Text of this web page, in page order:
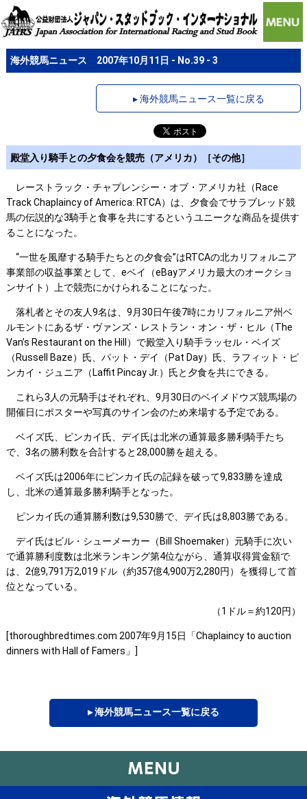
海外競馬ニュース 2007年10月11日 - No.39 - 3
▸ 海外競馬ニュース一覧に戻る
殿堂入り騎手との夕食会を競売（アメリカ）［その他］
レーストラック・チャプレンシー・オブ・アメリカ社（Race
Track Chaplaincy of America: RTCA）は、夕食会でサラブレッド競
馬の伝説的な3騎手と食事を共にするというユニークな商品を提供す
ることになった。
“一世を風靡する騎手たちとの夕食会”はRTCAの北カリフォルニア
事業部の収益事業として、eベイ（eBayアメリカ最大のオークショ
ンサイト）上で競売にかけられることになった。
落札者とその友人9名は、9月30日午後7時にカリフォルニア州ベ
ルモントにあるザ・ヴァンズ・レストラン・オン・ザ・ヒル（The
Van’s Restaurant on the Hill）で殿堂入り騎手ラッセル・ベイズ
（Russell Baze）氏、パット・デイ（Pat Day）氏、ラフィット・ピ
ンカイ・ジュニア（Laffit Pincay Jr.）氏と夕食を共にできる。
これら3人の元騎手はそれぞれ、9月30日のベイメドウズ競馬場の
開催日にポスターや写真のサイン会のため来場する予定である。
ベイズ氏、ピンカイ氏、デイ氏は北米の通算最多勝利騎手たち
で、3名の勝利数を合計すると28,000勝を超える。
ベイズ氏は2006年にピンカイ氏の記録を破って9,833勝を達成
し、北米の通算最多勝利騎手となった。
ピンカイ氏の通算勝利数は9,530勝で、デイ氏は8,803勝である。
デイ氏はビル・シューメーカー（Bill Shoemaker）元騎手に次い
で通算勝利度数は北米ランキング第4位ながら、通算収得賞金額で
は、2億9,791万2,019ドル（約357億4,900万2,280円）を獲得して首
位となっている。
（1ドル＝約120円）
[thoroughbredtimes.com 2007年9月15日「Chaplaincy to auction
dinners with Hall of Famers」]
▸ 海外競馬ニュース一覧に戻る